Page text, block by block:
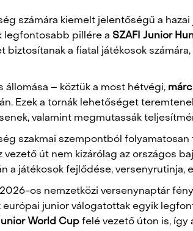
számára kiemelt jelentőségű a
legfontosabb pillére a SZAFI Junior
biztosítanak a fiatal játékosok
állomása – köztük a most hétvégi,
Ezek a tornák lehetőséget
valamint megmutassák
szakmai szempontból
út nem kizárólag az országos
a játékosok fejlődése, versenyrutinja,
2026-os nemzetközi versenynaptár
európai junior válogatottak egyik
World Cup felé vezető úton is,